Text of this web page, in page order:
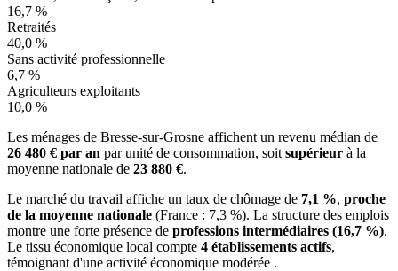
16,7 %
Retraités
40,0 %
Sans activité professionnelle
6,7 %
Agriculteurs exploitants
10,0 %
Les ménages de Bresse-sur-Grosne affichent un revenu médian de
26 480 € par an par unité de consommation, soit supérieur à la
moyenne nationale de 23 880 €.
Le marché du travail affiche un taux de chômage de 7,1 %, proche
de la moyenne nationale (France : 7,3 %). La structure des emplois
montre une forte présence de professions intermédiaires (16,7 %).
Le tissu économique local compte 4 établissements actifs,
témoignant d'une activité économique modérée .